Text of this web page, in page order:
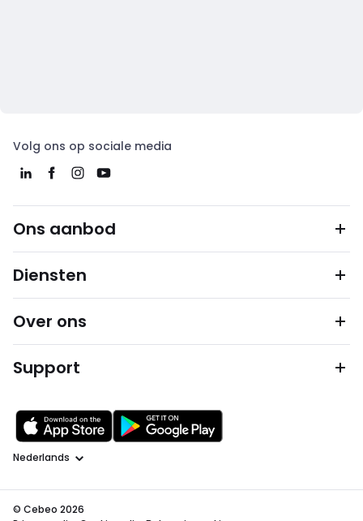
Volg ons op sociale media
Ons aanbod
Diensten
Over ons
Support
Taal
© Cebeo 2026